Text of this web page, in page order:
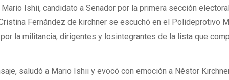
Ishii, candidato a Senador por la primera sección
Fernández de kirchner se escuchó en el Polideprotivo
la militancia, dirigentes y losintegrantes de la lista que
saludó a Mario Ishii y evocó con emoción a Néstor